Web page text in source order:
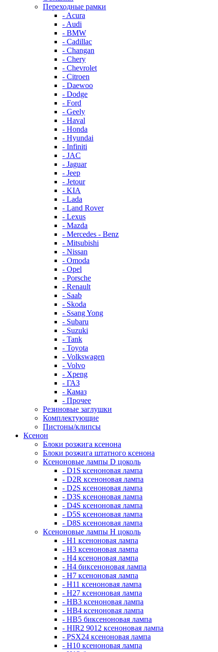
Переходные рамки
- Acura
- Audi
- BMW
- Cadillac
- Changan
- Chery
- Chevrolet
- Citroen
- Daewoo
- Dodge
- Ford
- Geely
- Haval
- Honda
- Hyundai
- Infiniti
- JAC
- Jaguar
- Jeep
- Jetour
- KIA
- Lada
- Land Rover
- Lexus
- Mazda
- Mercedes - Benz
- Mitsubishi
- Nissan
- Omoda
- Opel
- Porsche
- Renault
- Saab
- Skoda
- Ssang Yong
- Subaru
- Suzuki
- Tank
- Toyota
- Volkswagen
- Volvo
- Xpeng
- ГАЗ
- Камаз
- Прочее
Резиновые заглушки
Комплектующие
Пистоны/клипсы
Ксенон
Блоки розжига ксенона
Блоки розжига штатного ксенона
Ксеноновые лампы D цоколь
- D1S ксеноновая лампа
- D2R ксеноновая лампа
- D2S ксеноновая лампа
- D3S ксеноновая лампа
- D4S ксеноновая лампа
- D5S ксеноновая лампа
- D8S ксеноновая лампа
Ксеноновые лампы Н цоколь
- H1 ксеноновая лампа
- H3 ксеноновая лампа
- H4 ксеноновая лампа
- H4 биксеноновая лампа
- H7 ксеноновая лампа
- H11 ксеноновая лампа
- H27 ксеноновая лампа
- HB3 ксеноновая лампа
- HB4 ксеноновая лампа
- HB5 биксеноновая лампа
- HIR2 9012 ксеноновая лампа
- PSX24 ксеноновая лампа
- H10 ксеноновая лампа